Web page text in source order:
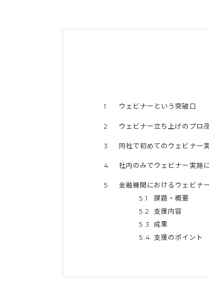
1 ウェビナーという突破口
2 ウェビナー立ち上げのプロ
3 同社で初めてのウェビナー
4 社内のみでウェビナー実施
5
金融機関におけるウェビナ
5.1
課題・概要
5.2
支援内容
5.3
成果
5.4 支援のポイント